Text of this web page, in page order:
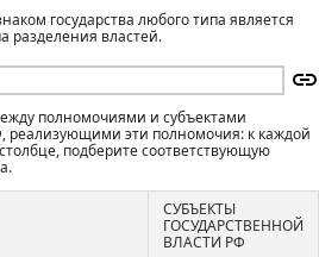
государства любого типа является
разделения властей.
полномочиями и субъектами
реализующими эти полномочия: к каждой
подберите соответствующую
СУБЪЕКТЫ
ГОСУДАРСТВЕННОЙ
ВЛАСТИ РФ